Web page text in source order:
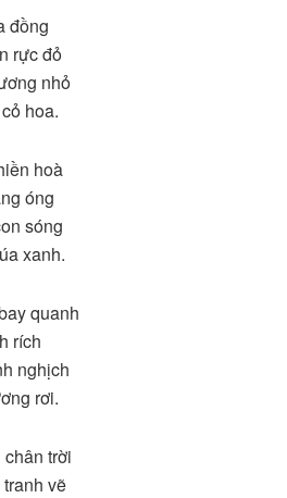
đồng
rực đỏ
nhỏ
hoa.
hoà
óng
sóng
xanh.
quanh
rích
nghịch
rơi.
trời
vẽ